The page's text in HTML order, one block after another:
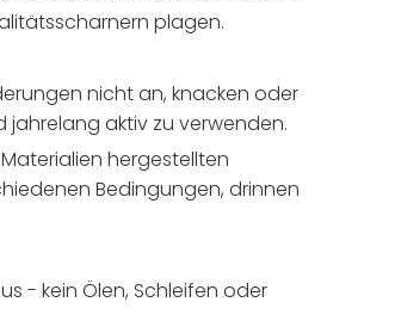
plagen.
nicht an, knacken oder
jahrelang aktiv zu verwenden.
hergestellten
Bedingungen, drinnen
- kein Ölen, Schleifen oder